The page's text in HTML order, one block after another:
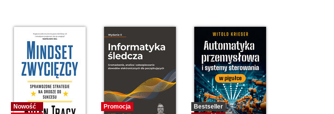
Nowość
Promocja
Bestseller